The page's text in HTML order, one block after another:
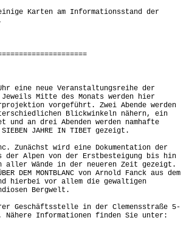
Karten am Informationsstand der
eine neue Veranstaltungsreihe der
Jeweils Mitte des Monats werden hier
vorgeführt. Zwei Abende werden
Blickwinkeln nähern, ein
und an drei Abenden werden namhafte
JAHRE IN TIBET gezeigt.
Zunächst wird eine Dokumentation der
der Alpen von der Erstbesteigung bis hin
aller Wände in der neueren Zeit gezeigt.
DEM MONTBLANC von Arnold Fanck aus dem
hierbei vor allem die gewaltigen
Bergwelt.
Geschäftsstelle in der Clemensstraße 5-
Nähere Informationen finden Sie unter: